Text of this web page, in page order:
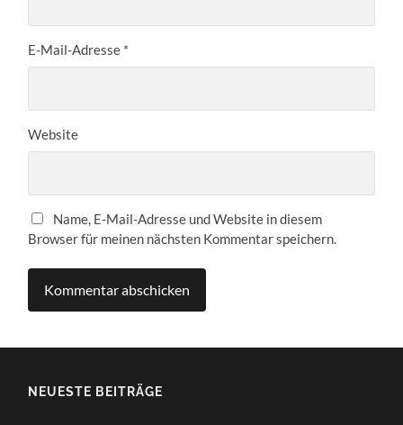
E-Mail-Adresse *
Website
Name, E-Mail-Adresse und Website in diesem
Browser für meinen nächsten Kommentar speichern.
NEUESTE BEITRÄGE